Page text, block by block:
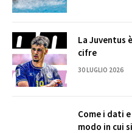
La Juventus
cifre
30 LUGLIO 2026
Come i dati
modo in cui